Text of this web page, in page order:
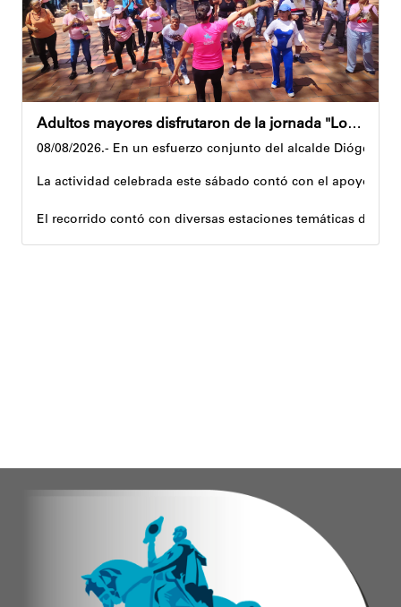
Adultos mayores disfrutaron de la jornada "Los abuelos ríen, Venezuela ríe"
08/08/2026.- En un esfuerzo conjunto del alcalde
La actividad celebrada este sábado contó con el apoyo
El recorrido contó con diversas estaciones temáticas